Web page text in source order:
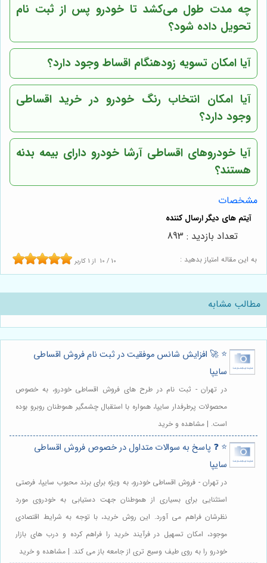
چه مدت طول می‌کشد تا خودرو پس از ثبت نام
تحویل داده شود؟
آیا امکان تسویه زودهنگام اقساط وجود دارد؟
آیا امکان انتخاب رنگ خودرو در خرید اقساطی
وجود دارد؟
آیا خودروهای اقساطی آرشا خودرو دارای بیمه بدنه
هستند؟
مشخصات
به این مقاله امتیاز بدهید : 10 / 10 از 1 کاربر
تعداد بازدید : 893
مطالب مشابه
⭐️ 🚀 افزایش شانس موفقیت در ثبت نام فروش اقساطی
سایپا
در تهران - ثبت نام در طرح های فروش اقساطی خودرو، به خصوص
محصولات پرطرفدار سایپا، همواره با استقبال چشمگیر هموطنان روبرو بوده
است. | مشاهده و خرید
⭐️ ❓ پاسخ به سوالات متداول در خصوص فروش اقساطی
سایپا
در تهران - فروش اقساطی خودرو، به ویژه برای برند محبوب سایپا، فرصتی
استثنایی برای بسیاری از هموطنان جهت دستیابی به خودروی مورد
نظرشان فراهم می آورد. این روش خرید، با توجه به شرایط اقتصادی
موجود، امکان تسهیل در فرآیند خرید را فراهم کرده و درب های بازار
خودرو را به روی طیف وسیع تری از جامعه باز می کند. | مشاهده و خرید